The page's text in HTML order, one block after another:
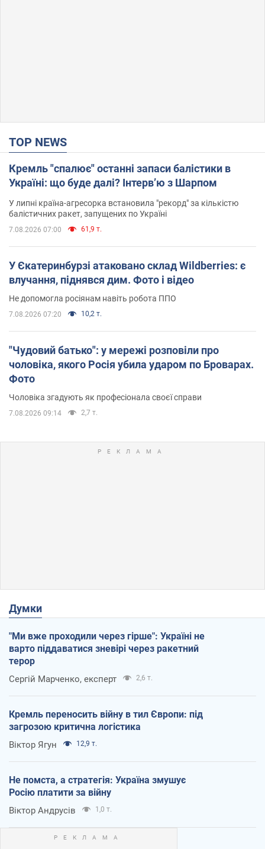
TOP NEWS
Кремль "спалює" останні запаси балістики в
Україні: що буде далі? Інтерв’ю з Шарпом
У липні країна-агресорка встановила "рекорд" за кількістю
балістичних ракет, запущених по Україні
7.08.2026 07:00 61,9 т.
У Єкатеринбурзі атаковано склад Wildberries: є
влучання, піднявся дим. Фото і відео
Не допомогла росіянам навіть робота ППО
7.08.2026 07:20 10,2 т.
"Чудовий батько": у мережі розповіли про
чоловіка, якого Росія убила ударом по Броварах.
Фото
Чоловіка згадують як професіонала своєї справи
7.08.2026 09:14 2,7 т.
Думки
"Ми вже проходили через гірше": Україні не
варто піддаватися зневірі через ракетний
терор
Сергій Марченко, експерт 2,6 т.
Кремль переносить війну в тил Європи: під
загрозою критична логістика
Віктор Ягун 12,9 т.
Не помста, а стратегія: Україна змушує
Росію платити за війну
Віктор Андрусів 1,0 т.